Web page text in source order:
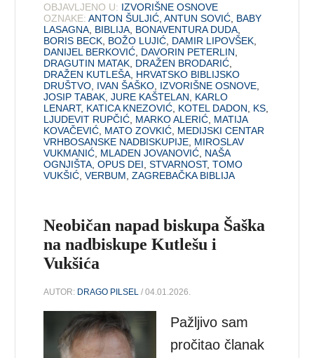
OBJAVLJENO U: IZVORIŠNE OSNOVE
OZNAKE: ANTON ŠULJIĆ ,ANTUN SOVIĆ BABY
LASAGNA BIBLIJA BONAVENTURA DUDA
BORIS BECK BOŽO LUJIĆ DAMIR LIPOVŠEK
DANIJEL BERKOVIĆ DAVORIN PETERLIN
DRAGUTIN MATAK DRAŽEN BRODARIĆ
DRAŽEN KUTLEŠA HRVATSKO BIBLIJSKO
DRUŠTVO IVAN ŠAŠKO IZVORIŠNE OSNOVE
JOSIP TABAK ,JURE KAŠTELAN
KARLO
LENART, KATICA KNEZOVIĆ KOTEL DADON KS
LJUDEVIT RUPČIĆ MARKO ALERIĆ MATIJA
KOVAČEVIĆ MATO ZOVKIĆ MEDIJSKI CENTAR
VRHBOSANSKE NADBISKUPIJE MIROSLAV
VUKMANIĆ MLADEN JOVANOVIĆ NAŠA
OGNJIŠTA ,OPUS DEI ,STVARNOST,TOMO
VUKŠIĆ ,VERBUM ,ZAGREBAČKA BIBLIJA
Neobičan napad biskupa Šaška
na nadbiskupe Kutlešu i
Vukšića
AUTOR: DRAGO PILSEL / 04.01.2026.
Pažljivo sam
pročitao članak